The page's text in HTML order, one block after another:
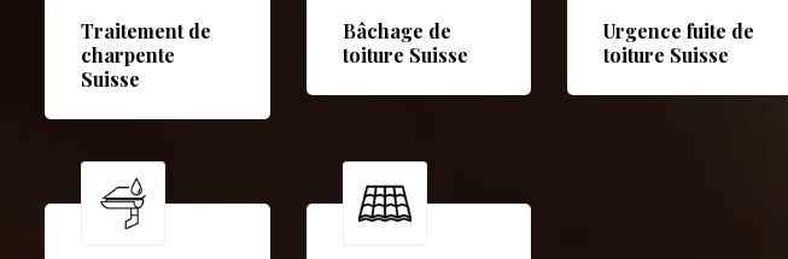
Traitement de
charpente
Suisse
Bâchage de
toiture Suisse
Urgence fuite de
toiture Suisse